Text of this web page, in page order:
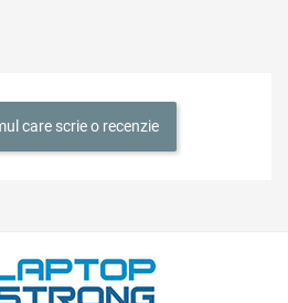
care scrie o recenzie